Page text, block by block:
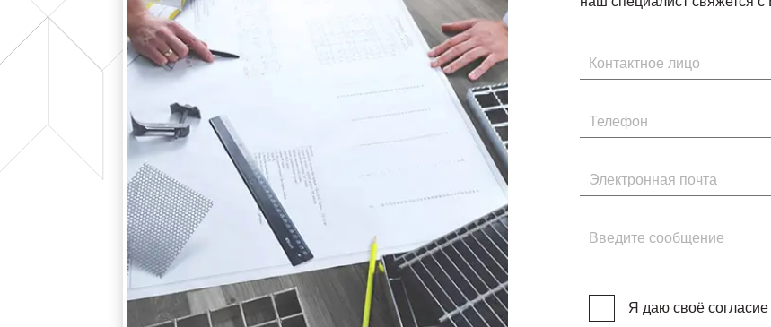
Имя
Телефон
Электронная почта
Введите сообщение
Я даю своё